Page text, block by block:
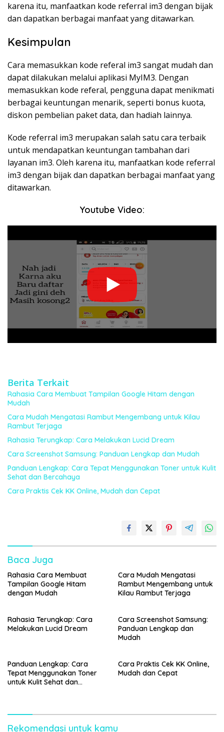
karena itu, manfaatkan kode referral im3 dengan bijak
dan dapatkan berbagai manfaat yang ditawarkan.
Kesimpulan
Cara memasukkan kode referal im3 sangat mudah dan
dapat dilakukan melalui aplikasi MyIM3. Dengan
memasukkan kode referal, pengguna dapat menikmati
berbagai keuntungan menarik, seperti bonus kuota,
diskon pembelian paket data, dan hadiah lainnya.
Kode referral im3 merupakan salah satu cara terbaik
untuk mendapatkan keuntungan tambahan dari
layanan im3. Oleh karena itu, manfaatkan kode referral
im3 dengan bijak dan dapatkan berbagai manfaat yang
ditawarkan.
Youtube Video:
Berita Terkait
Rahasia Cara Membuat Tampilan Google Hitam dengan
Mudah
Cara Mudah Mengatasi Rambut Mengembang untuk Kilau
Rambut Terjaga
Rahasia Terungkap: Cara Melakukan Lucid Dream
Cara Screenshot Samsung: Panduan Lengkap dan Mudah
Panduan Lengkap: Cara Tepat Menggunakan Toner untuk Kulit
Sehat dan Bercahaya
Cara Praktis Cek KK Online, Mudah dan Cepat
Baca Juga
Rahasia Cara Membuat
Tampilan Google Hitam
dengan Mudah
Cara Mudah Mengatasi
Rambut Mengembang untuk
Kilau Rambut Terjaga
Rahasia Terungkap: Cara
Melakukan Lucid Dream
Cara Screenshot Samsung:
Panduan Lengkap dan
Mudah
Panduan Lengkap: Cara
Tepat Menggunakan Toner
untuk Kulit Sehat dan
Cara Praktis Cek KK Online,
Mudah dan Cepat
Rekomendasi untuk kamu